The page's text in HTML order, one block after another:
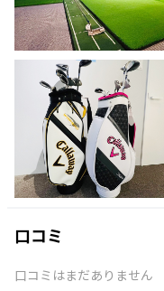
口コミ
口コミはまだありません